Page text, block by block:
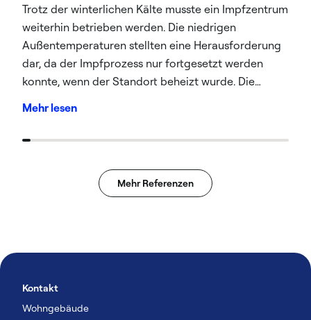
Trotz der winterlichen Kälte musste ein Impfzentrum
weiterhin betrieben werden. Die niedrigen
Außentemperaturen stellten eine Herausforderung
dar, da der Impfprozess nur fortgesetzt werden
konnte, wenn der Standort beheizt wurde. Die
Mehr lesen
Mehr Referenzen
Kontakt
Wohngebäude